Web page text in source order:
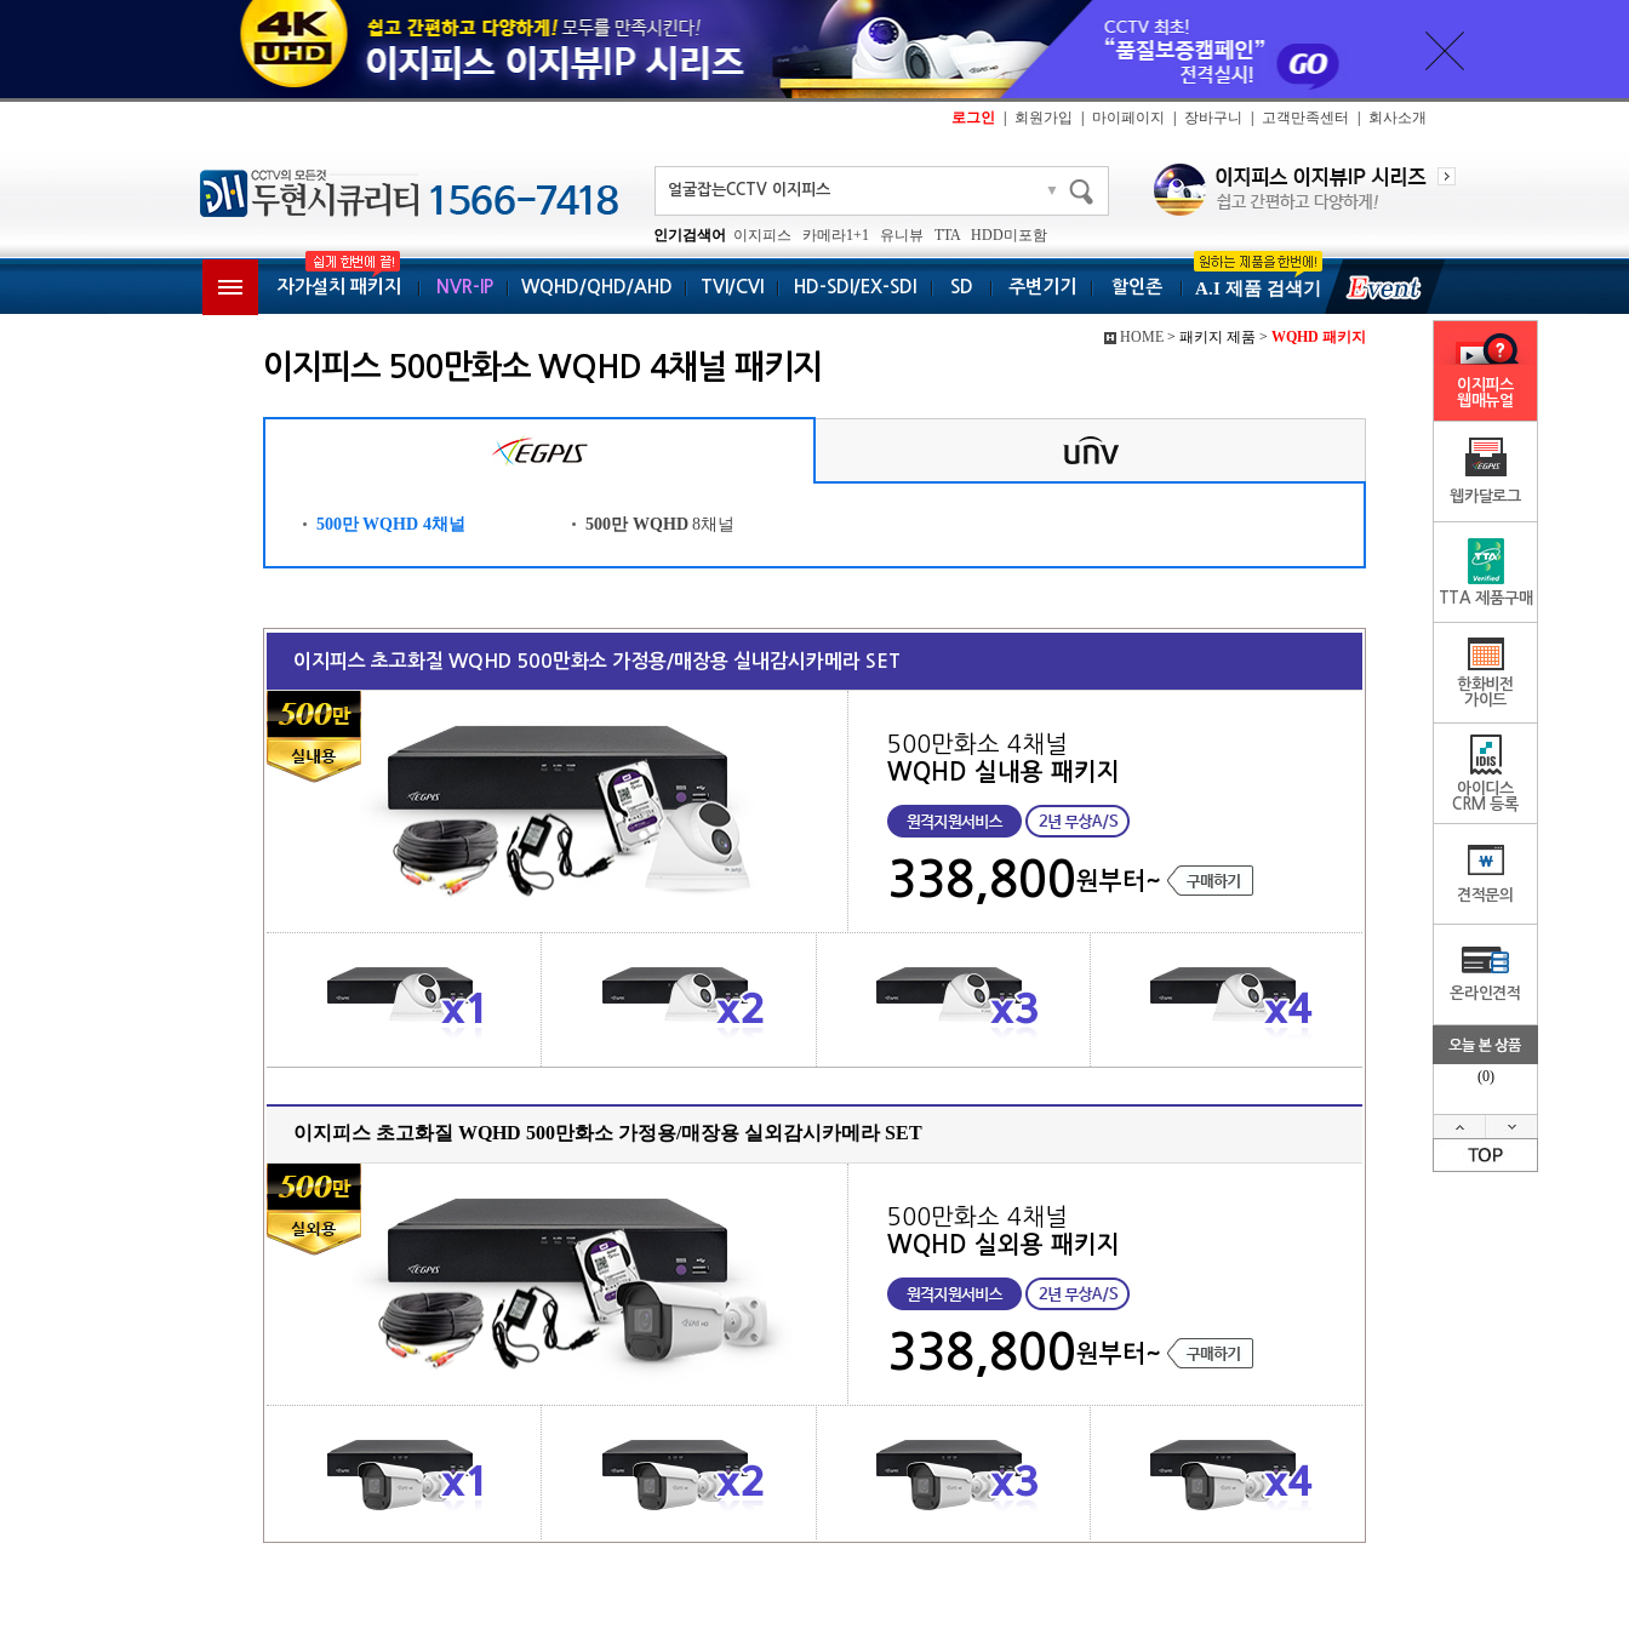
로그인 회원가입 마이페이지 장바구니 고객만족센터 회사소개
▼
인기검색어 이지피스 카메라1+1 유니뷰 TTA HDD미포함
자가설치 패키지 NVR-IP WQHD/QHD/AHD TVI/CVI HD-SDI/EX-SDI SD 주변기기 할인존 A.I 제품 검색기
HOME > 패키지 제품 > WQHD 패키지
이지피스 500만화소 WQHD 4채널 패키지
500만 WQHD 4채널 500만 WQHD 8채널
이지피스 초고화질 WQHD 500만화소 가정용/매장용 실내감시카메라 SET
500만화소 4채널
WQHD 실내용 패키지
338,800원부터~
이지피스 초고화질 WQHD 500만화소 가정용/매장용 실외감시카메라 SET
500만화소 4채널
WQHD 실외용 패키지
338,800원부터~
이지피스
웹매뉴얼
웹카달로그
TTA 제품구매
한화비전
가이드
아이디스
CRM 등록
견적문의
온라인견적
(0)